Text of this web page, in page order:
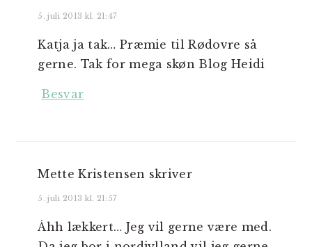
5. juli 2013 kl. 21:47
Katja ja tak… Præmie til Rødovre så
gerne. Tak for mega skøn Blog Heidi
Besvar
Mette Kristensen skriver
5. juli 2013 kl. 21:57
Åhh lækkert… Jeg vil gerne være med.